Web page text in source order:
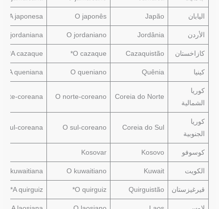
اليابان Japão
O japonês
A japonesa
الأردن Jordânia
O jordaniano
A jordaniana
كازاخستان Cazaquistão
O cazaque*
A cazaque*
كينيا Quênia
O queniano
A queniana
كوريا
الشمالية
Coreia do Norte
O norte-coreano
coreana
كوريا
الجنوبية
Coreia do Sul
O sul-coreano
A sul-coreana
كوسوفو Kosovo
Kosovar
الكويت Kuwait
O kuwaitiano
A kuwaitiana
قيرغيزستان Quirguistão
O quirguiz*
A quirguiz*